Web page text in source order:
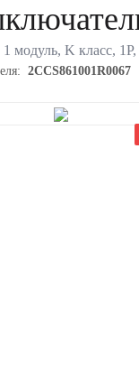
модуль, K класс,
2CCS861001R0067